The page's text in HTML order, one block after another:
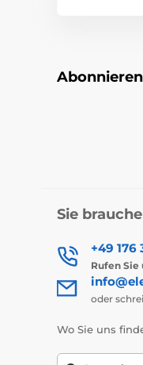
Sie
+49 176
Rufen Sie
oder
Wo Sie uns